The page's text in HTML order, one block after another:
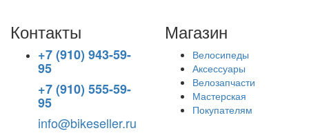
Контакты
+7 (910) 943-59-
95
+7 (910) 555-59-
95
info@bikeseller.ru
Магазин
Велосипеды
Аксессуары
Велозапчасти
Мастерская
Покупателям